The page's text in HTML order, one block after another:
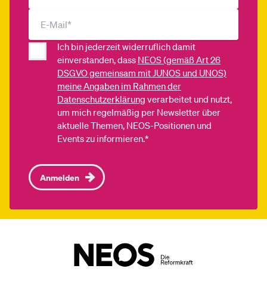
Ich bin jederzeit widerruflich damit
einverstanden, dass NEOS (gemäß Art 26
DSGVO gemeinsam mit JUNOS und UNOS)
meine Angaben im Rahmen der
Datenschutzerklärung verarbeitet und nutzt,
um mich regelmäßig per Newsletter über
aktuelle Themen, NEOS-Positionen und
Events zu informieren.*
Anmelden